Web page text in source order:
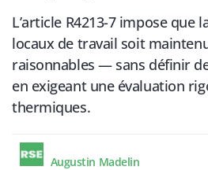
L’article R4213-7 impose que
locaux de travail soit
raisonnables — sans définir
en exigeant une évaluation
thermiques.
Augustin Madelin